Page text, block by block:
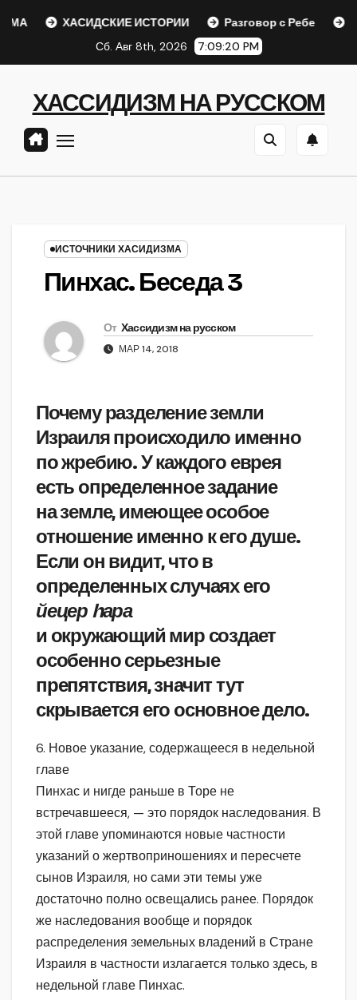
ХАСИДСКИЕ ИСТОРИИ Разговор с Ребе
Шаар
Сб. Авг 8th, 2026
7:09:21 PM
ХАССИДИЗМ НА РУССКОМ
ИСТОЧНИКИ ХАСИДИЗМА
Пинхас. Беседа 3
От Хассидизм на русском
МАР 14, 2018
Почему разделение земли
Израиля происходило именно
по жребию. У каждого еврея
есть определенное задание
на земле, имеющее особое
отношение именно к его душе.
Если он видит, что в
определенных случаях его
йецер hара
и окружающий мир создает
особенно серьезные
препятствия, значит тут
скрывается его основное дело.
6. Новое указание, содержащееся в недельной
главе
Пинхас и нигде раньше в Торе не
встречавшееся, — это порядок наследования. В
этой главе упоминаются новые частности
указаний о жертвоприношениях и пересчете
сынов Израиля, но сами эти темы уже
достаточно полно освещались ранее. Порядок
же наследования вообще и порядок
распределения земельных владений в Стране
Израиля в частности излагается только здесь, в
недельной главе Пинхас.